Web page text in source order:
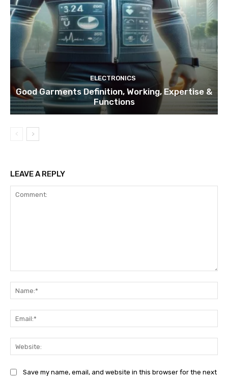
ELECTRONICS
Good Garments Definition, Working, Expertise &
Functions
LEAVE A REPLY
Save my name, email, and website in this browser for the next